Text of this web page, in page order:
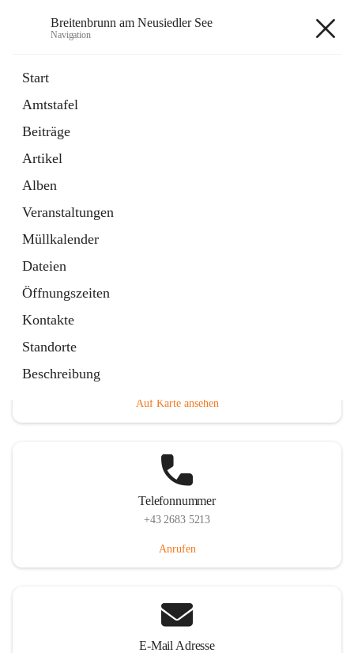
Breitenbrunn am Neusiedler See
Navigation
Start
Amtstafel
Beiträge
Artikel
Alben
Veranstaltungen
Müllkalender
Dateien
Öffnungszeiten
Kontakte
Standorte
Beschreibung
18 Schnellzugriffe
Gemeindeservice
Auf Karte ansehen
Telefonnummer
+43 2683 5213
Anrufen
E-Mail Adresse